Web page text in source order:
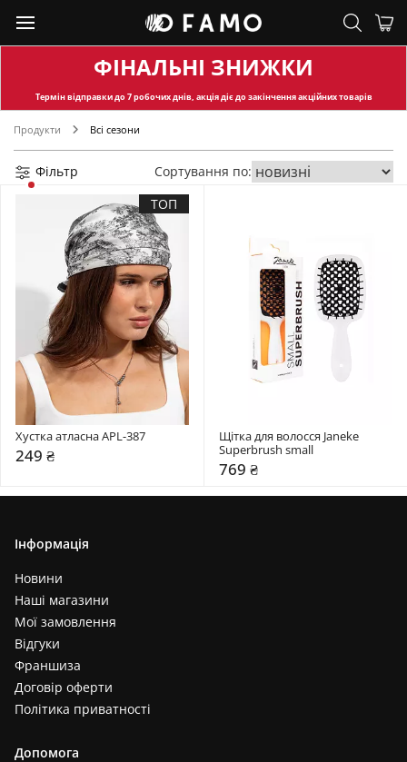
ФІНАЛЬНІ ЗНИЖКИ
Термін відправкидо 7 робочих днів, акція діє до закінчення акційних товарів
Продукти Всі сезони
Фільтр
Сортування по:
ТОП
Хустка атласна APL-387
249 ₴
Щітка для волосся Janeke
Superbrush small
769 ₴
Інформація
Новини
Наші магазини
Мої замовлення
Відгуки
Франшиза
Договір оферти
Політика приватності
Допомога